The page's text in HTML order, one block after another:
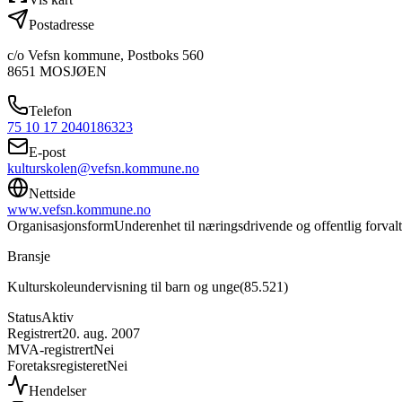
Postadresse
c/o Vefsn kommune, Postboks 560
8651 MOSJØEN
Telefon
75 10 17 2040186323
E-post
kulturskolen@vefsn.kommune.no
Nettside
www.vefsn.kommune.no
OrganisasjonsformUnderenhet til næringsdrivende og offentlig
Bransje
Kulturskoleundervisning til barn og unge(85.521)
StatusAktiv
Registrert20. aug. 2007
MVA-registrertNei
ForetaksregisteretNei
Hendelser